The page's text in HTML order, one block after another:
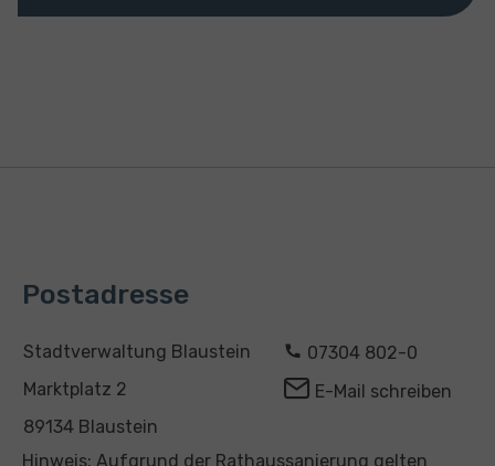
Postadresse
A
d
r
K
o
n
Stadtverwaltung Blaustein
07304 802-0
Marktplatz 2
E-Mail schreiben
89134 Blaustein
Hinweis: Aufgrund der Rathaussanierung gelten